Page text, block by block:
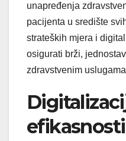
unapređenja
pacijenta u središte
strateških mjera i
osigurati brži,
zdravstvenim
efikasnosti